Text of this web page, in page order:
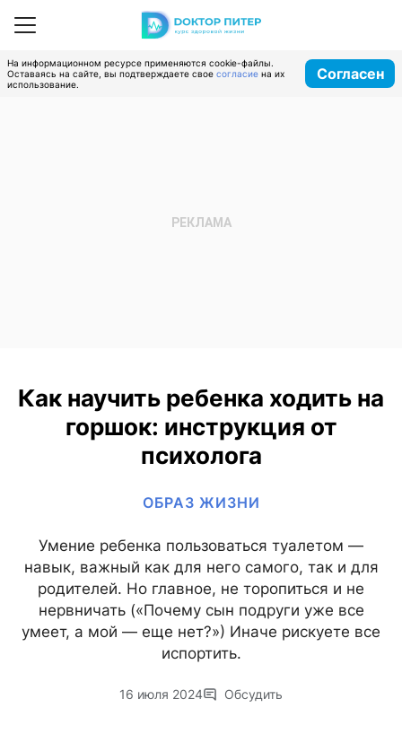
На информационном ресурсе применяются cookie-файлы.
Оставаясь на сайте, вы подтверждаете свое согласие на их
использование.
Согласен
Как научить ребенка ходить на
горшок: инструкция от
психолога
ОБРАЗ ЖИЗНИ
Умение ребенка пользоваться туалетом —
навык, важный как для него самого, так и для
родителей. Но главное, не торопиться и не
нервничать («Почему сын подруги уже все
умеет, а мой — еще нет?») Иначе рискуете все
испортить.
16 июля 2024 Обсудить